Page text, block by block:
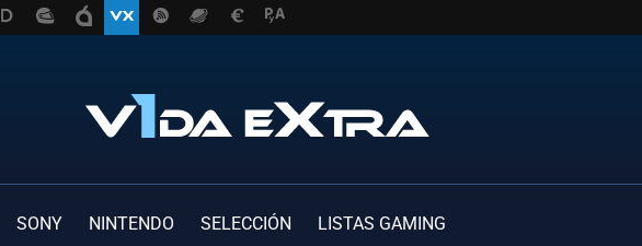
SONY NINTENDO SELECCIÓN LISTAS GAMING